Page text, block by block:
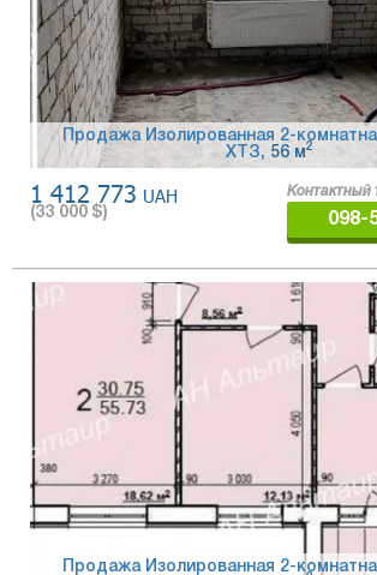
Продажа Изолированная 2-
ХТЗ, 56 м2
1 412 773 UAH
(33 000 $)
Контактный
098-
Продажа Изолированная 2-